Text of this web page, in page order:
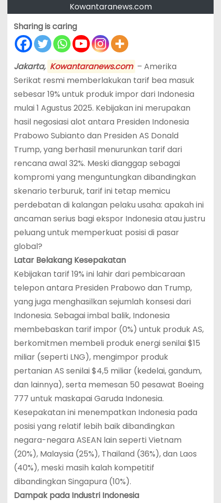
Kowantaranews.com
Sharing is caring
Jakarta, Kowantaranews.com – Amerika
Serikat resmi memberlakukan tarif bea masuk
sebesar 19% untuk produk impor dari Indonesia
mulai 1 Agustus 2025. Kebijakan ini merupakan
hasil negosiasi alot antara Presiden Indonesia
Prabowo Subianto dan Presiden AS Donald
Trump, yang berhasil menurunkan tarif dari
rencana awal 32%. Meski dianggap sebagai
kompromi yang menguntungkan dibandingkan
skenario terburuk, tarif ini tetap memicu
perdebatan di kalangan pelaku usaha: apakah ini
ancaman serius bagi ekspor Indonesia atau justru
peluang untuk memperkuat posisi di pasar
global?
Latar Belakang Kesepakatan
Kebijakan tarif 19% ini lahir dari pembicaraan
telepon antara Presiden Prabowo dan Trump,
yang juga menghasilkan sejumlah konsesi dari
Indonesia. Sebagai imbal balik, Indonesia
membebaskan tarif impor (0%) untuk produk AS,
berkomitmen membeli produk energi senilai $15
miliar (seperti LNG), mengimpor produk
pertanian AS senilai $4,5 miliar (kedelai, gandum,
dan lainnya), serta memesan 50 pesawat Boeing
777 untuk maskapai Garuda Indonesia.
Kesepakatan ini menempatkan Indonesia pada
posisi yang relatif lebih baik dibandingkan
negara-negara ASEAN lain seperti Vietnam
(20%), Malaysia (25%), Thailand (36%), dan Laos
(40%), meski masih kalah kompetitif
dibandingkan Singapura (10%).
Dampak pada Industri Indonesia